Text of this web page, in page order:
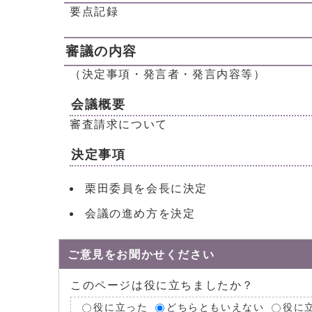
要点記録
審議の内容
（決定事項・発言者・発言内容等）
会議概要
審査請求について
決定事項
栗田委員を会長に決定
会議の進め方を決定
ご意見をお聞かせください
このページは役に立ちましたか？
役に立った どちらともいえない 役に